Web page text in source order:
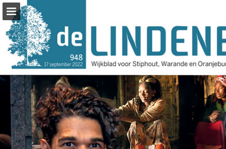
Pagina overzicht
Zoeken
Publicatie rapporteren